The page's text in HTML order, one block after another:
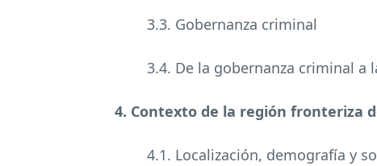
3.3. Gobernanza criminal
3.4. De la gobernanza criminal a
4. Contexto de la región fronteriza
4.1. Localización, demografía y